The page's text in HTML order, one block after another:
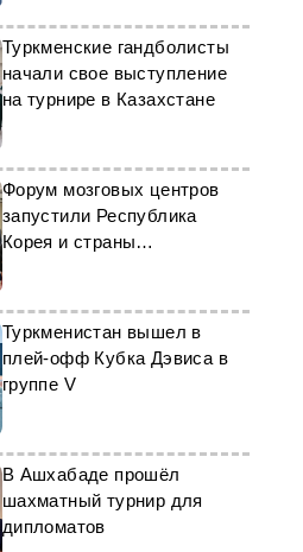
Туркменские гандболисты
начали свое выступление
на турнире в Казахстане
Форум мозговых центров
запустили Республика
Корея и страны
Центральной Азии
Туркменистан вышел в
плей-офф Кубка Дэвиса в
группе V
В Ашхабаде прошёл
шахматный турнир для
дипломатов